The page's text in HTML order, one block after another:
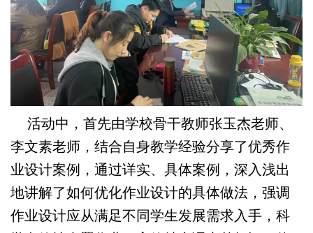
活动中，首先由学校骨干教师张玉杰老师、
李文素老师，结合自身教学经验分享了优秀作
业设计案例，通过详实、具体案例，深入浅出
地讲解了如何优化作业设计的具体做法，强调
作业设计应从满足不同学生发展需求入手，科